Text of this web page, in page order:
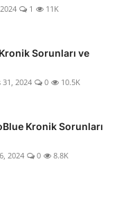
1 11K
Sorunları ve
2024 0 10.5K
Kronik Sorunları
2024 0 8.8K